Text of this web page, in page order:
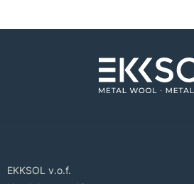
EKKSOL v.o.f.